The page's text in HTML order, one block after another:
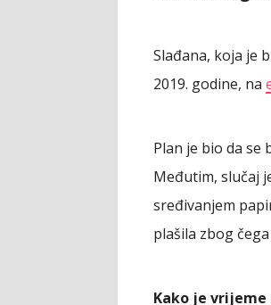
Slađana, koja je
2019. godine, na
Plan je bio da se
Međutim, slučaj
sređivanjem
plašila zbog
Kako je